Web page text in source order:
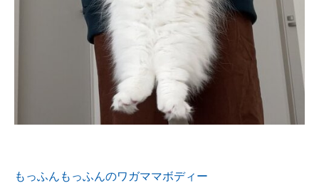
もっふんもっふんのワガママボディー